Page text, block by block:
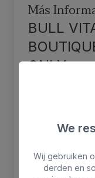
Más
BULL
ONLY
Avda de
+34 928 730
We
Wij gebruiken
derden en